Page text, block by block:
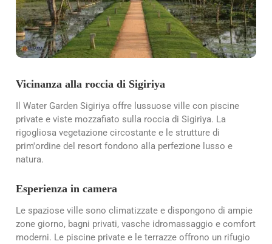
Vicinanza alla roccia di Sigiriya
Il Water Garden Sigiriya offre lussuose ville con piscine
private e viste mozzafiato sulla roccia di Sigiriya. La
rigogliosa vegetazione circostante e le strutture di
prim'ordine del resort fondono alla perfezione lusso e
natura.
Esperienza in camera
Le spaziose ville sono climatizzate e dispongono di ampie
zone giorno, bagni privati, vasche idromassaggio e comfort
moderni. Le piscine private e le terrazze offrono un rifugio